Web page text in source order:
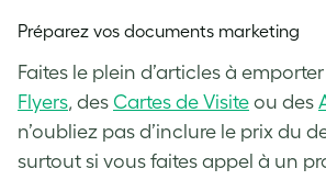
Préparez vos documents marketing
Faites le plein d’articles à
Flyers, des Cartes de Visite ou des
n’oubliez pas d’inclure le prix du
surtout si vous faites appel à un